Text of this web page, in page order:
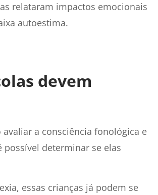
relataram impactos emocionais
autoestima.
devem
a consciência fonológica e
determinar se elas
essas crianças já podem se